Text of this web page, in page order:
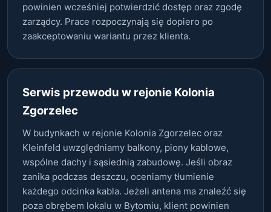
powinien wcześniej potwierdzić dostęp oraz zgodę
zarządcy. Prace rozpoczynają się dopiero po
zaakceptowaniu wariantu przez klienta.
Serwis przewodu w rejonie Kolonia
Zgorzelec
W budynkach w rejonie Kolonia Zgorzelec oraz
Kleinfeld uwzględniamy balkony, piony kablowe,
wspólne dachy i sąsiednią zabudowę. Jeśli obraz
zanika podczas deszczu, oceniamy tłumienie
każdego odcinka kabla. Jeżeli antena ma znaleźć się
poza obrębem lokalu w Bytomiu, klient powinien